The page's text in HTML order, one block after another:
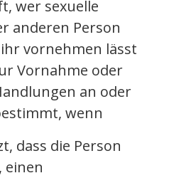
wer sexuelle
anderen Person
vornehmen lässt
Vornahme oder
an oder
wenn
dass die Person
einen